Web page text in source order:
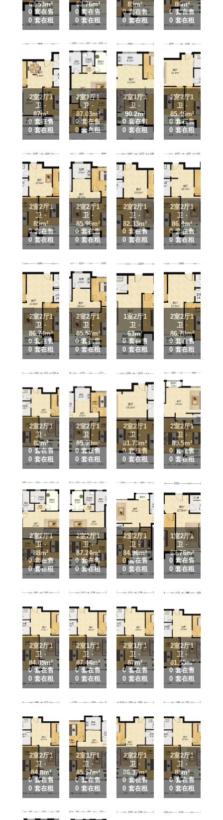
62.53m²
0 套在售
0 套在租
62.76m²
0 套在售
0 套在租
85m²
0 套在售
0 套在租
86m²
0 套在售
0 套在租
2室2厅1
卫 ·
87m²
0 套在售
0 套在租
2室1厅1
卫 ·
87.03m²
0 套在售
0 套在租
2室1厅1
卫 ·
90.2m²
0 套在售
0 套在租
2室2厅1
卫 ·
85.46m²
0 套在售
0 套在租
2室2厅1
卫 ·
85m²
0 套在售
0 套在租
2室2厅1
卫 ·
85.99m²
0 套在售
0 套在租
2室2厅1
卫 ·
82.33m²
0 套在售
0 套在租
2室2厅1
卫 ·
86.4m²
0 套在售
0 套在租
2室2厅1
卫 ·
86.74m²
0 套在售
0 套在租
2室2厅1
卫 ·
85.57m²
0 套在售
0 套在租
1室2厅1
卫 ·
63m²
0 套在售
0 套在租
2室2厅1
卫 ·
86.78m²
0 套在售
0 套在租
2室2厅1
卫 ·
82m²
0 套在售
0 套在租
2室2厅1
卫 ·
85.99m²
0 套在售
0 套在租
2室2厅1
卫 ·
81.73m²
0 套在售
0 套在租
2室2厅1
卫 ·
89.5m²
0 套在售
0 套在租
2室2厅1
卫 ·
88m²
0 套在售
0 套在租
2室2厅1
卫 ·
87.24m²
0 套在售
0 套在租
2室2厅1
卫 ·
84.96m²
0 套在售
0 套在租
1室2厅1
卫 ·
62.76m²
0 套在售
0 套在租
2室2厅1
卫 ·
84.89m²
0 套在售
0 套在租
2室1厅1
卫 ·
87.44m²
0 套在售
0 套在租
2室1厅1
卫 ·
87m²
0 套在售
0 套在租
2室2厅1
卫 ·
81.55m²
0 套在售
0 套在租
2室2厅1
卫 ·
84.8m²
0 套在售
0 套在租
2室1厅1
卫 ·
85.57m²
0 套在售
0 套在租
2室2厅1
卫 ·
86.37m²
0 套在售
0 套在租
2室2厅1
卫 ·
85m²
0 套在售
0 套在租